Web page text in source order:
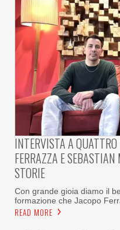
INTERVISTA A
FERRAZZA E
STORIE
Con grande gioia diamo il
formazione che Jacopo
READ MORE